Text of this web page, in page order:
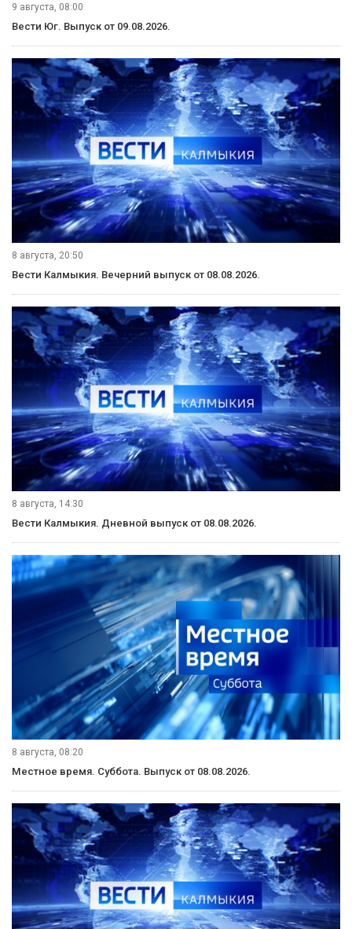
9 августа, 08:00
Вести Юг. Выпуск от 09.08.2026.
8 августа, 20:50
Вести Калмыкия. Вечерний выпуск от 08.08.2026.
8 августа, 14:30
Вести Калмыкия. Дневной выпуск от 08.08.2026.
8 августа, 08:20
Местное время. Суббота. Выпуск от 08.08.2026.